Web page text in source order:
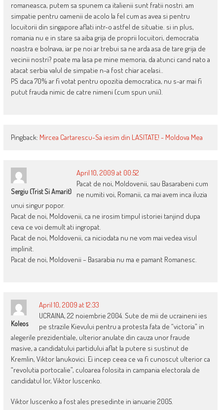
romaneasca, putem sa spunem ca italienii sunt fratii nostri. am
simpatie pentru oamenii de acolo la fel cum as avea si pentru
locuitorii din singapore aflati intr-o astfel de situatie. si in plus,
romania nu e in stare sa aiba grija de proprii locuitori, democratia
noastra e bolnava, iar pe noi ar trebui sa ne arda asa de tare grija de
vecinii nostri? poate ma lasa pe mine memoria, da atunci cand nato a
atacat serbia valul de simpatie n-a fost chiar acelasi..
PS daca 70% ar fi votat pentru opozitia democratica, nu s-ar mai fi
putut frauda nimic de catre nimeni (cum spun unii).
Pingback: Mircea Cartarescu-Sa iesim din LASITATE! - Moldova Mea
Sergiu (trist Si Amarit)
April 10, 2009 at 00:52
Pacat de noi, Moldovenii, sau Basarabeni cum
ne numiti voi, Romanii, ca mai avem inca iluzia
unui singur popor.
Pacat de noi, Moldovenii, ca ne irosim timpul istoriei tanjind dupa
ceva ce voi demult ati ingropat.
Pacat de noi, Moldovenii, ca niciodata nu ne vom mai vedea visul
implinit.
Pacat de noi, Moldovenii – Basarabia nu ma e pamant Romanesc.
Koleos
April 10, 2009 at 12:33
UCRAINA, 22 noiembrie 2004. Sute de mii de ucraineni ies
pe strazile Kievului pentru a protesta fata de “victoria” in
alegerile prezidentiale, ulterior anulate din cauza unor fraude
masive, a candidatului partidului aflat la putere si sustinut de
Kremlin, Viktor Ianukovici. Ei incep ceea ce va fi cunoscut ulterior ca
“revolutia portocalie”, culoarea folosita in campania electorala de
candidatul lor, Viktor Iuscenko.
Viktor Iuscenko a fost ales presedinte in ianuarie 2005.